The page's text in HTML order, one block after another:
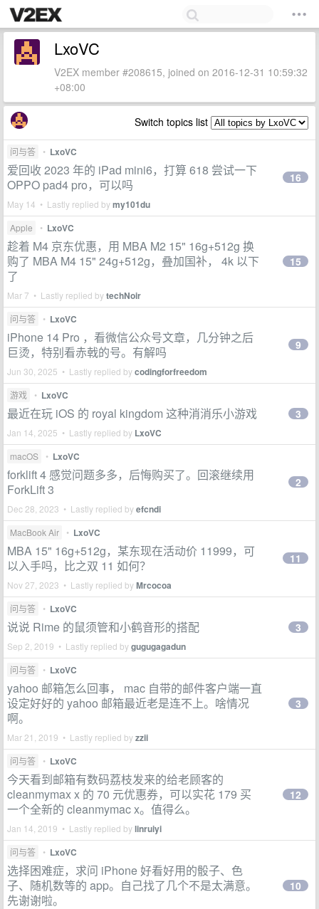
LxoVC
V2EX member #208615, joined on 2016-12-31 10:59:32
+08:00
Switch topics list
问与答 • LxoVC
爱回收 2023 年的 iPad mini6，打算 618 尝试一下
OPPO pad4 pro，可以吗
May 14 • Lastly replied bymy101du
16
Apple • LxoVC
趁着 M4 京东优惠，用 MBA M2 15" 16g+512g 换
购了 MBA M4 15" 24g+512g，叠加国补， 4k 以下
了
Mar 7 • Lastly replied bytechNoir
15
问与答 • LxoVC
iPhone 14 Pro ，看微信公众号文章，几分钟之后
巨烫，特别看赤戟的号。有解吗
Jun 30, 2025 • Lastly replied bycodingforfreedom
9
游戏 • LxoVC
最近在玩 iOS 的 royal kingdom 这种消消乐小游戏
Jan 14, 2025 • Lastly replied by LxoVC
3
macOS • LxoVC
forklift 4 感觉问题多多，后悔购买了。回滚继续用
ForkLift 3
Dec 28, 2023 • Lastly replied byefcndi
2
MacBook Air • LxoVC
MBA 15" 16g+512g，某东现在活动价 11999，可
以入手吗，比之双 11 如何？
Nov 27, 2023 • Lastly replied byMrcocoa
11
问与答 • LxoVC
说说 Rime 的鼠须管和小鹤音形的搭配
Sep 2, 2019 • Lastly replied bygugugagadun
3
问与答 • LxoVC
yahoo 邮箱怎么回事， mac 自带的邮件客户端一直
设定好好的 yahoo 邮箱最近老是连不上。啥情况
啊。
Mar 21, 2019 • Lastly replied byzzii
3
问与答 • LxoVC
今天看到邮箱有数码荔枝发来的给老顾客的
cleanmymax x 的 70 元优惠券，可以实花 179 买
一个全新的 cleanmymac x。值得么。
Jan 14, 2019 • Lastly replied bylinruiyi
12
问与答 • LxoVC
选择困难症，求问 iPhone 好看好用的骰子、色
子、随机数等的 app。自己找了几个不是太满意。
先谢谢啦。
10